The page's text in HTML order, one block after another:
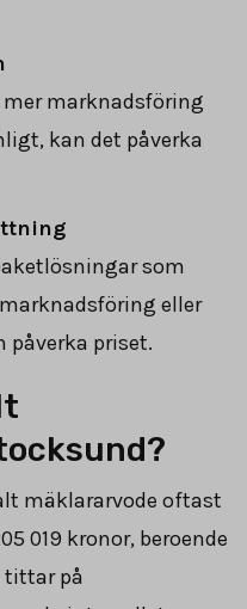
marknadsföring
kan det påverka
som
eller
påverka priset.
mäklararvode oftast
019 kronor, beroende
tittar på